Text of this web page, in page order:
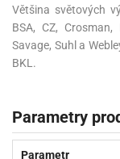
Většina světových
BSA, CZ,
Savage, Suhl a
BKL.
Parametry
Parametr